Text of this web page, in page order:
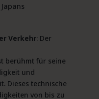
Verkehr: Der
berühmt für seine
und
Dieses technische
von bis zu